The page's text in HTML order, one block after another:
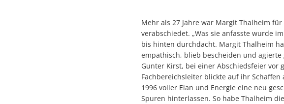
Mehr als 27 Jahre war Margit Thalheim
verabschiedet. „Was sie anfasste wurde
bis hinten durchdacht. Margit Thalheim
empathisch, blieb bescheiden und
Gunter Kirst, bei einer Abschiedsfeier vor
Fachbereichsleiter blickte auf ihr
1996 voller Elan und Energie eine neu
Spuren hinterlassen. So habe Thalheim